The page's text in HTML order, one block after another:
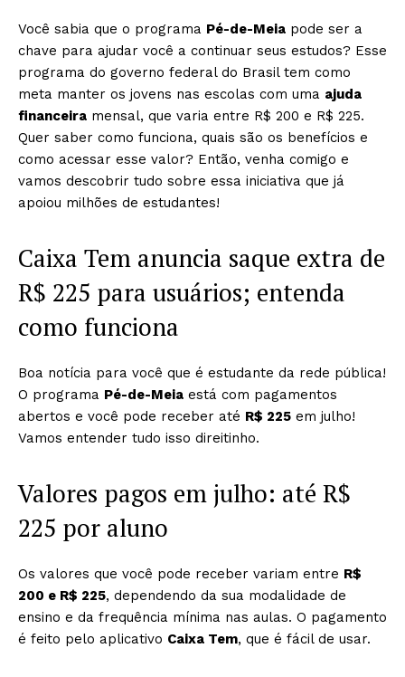
Você sabia que o programa Pé-de-Meia pode ser a
chave para ajudar você a continuar seus estudos? Esse
programa do governo federal do Brasil tem como
meta manter os jovens nas escolas com uma ajuda
financeira mensal, que varia entre R$ 200 e R$ 225.
Quer saber como funciona, quais são os benefícios e
como acessar esse valor? Então, venha comigo e
vamos descobrir tudo sobre essa iniciativa que já
apoiou milhões de estudantes!
Caixa Tem anuncia saque extra de
R$ 225 para usuários; entenda
como funciona
Boa notícia para você que é estudante da rede pública!
O programa Pé-de-Meia está com pagamentos
abertos e você pode receber até R$ 225 em julho!
Vamos entender tudo isso direitinho.
Valores pagos em julho: até R$
225 por aluno
Os valores que você pode receber variam entre R$
200 e R$ 225, dependendo da sua modalidade de
ensino e da frequência mínima nas aulas. O pagamento
é feito pelo aplicativo Caixa Tem, que é fácil de usar.